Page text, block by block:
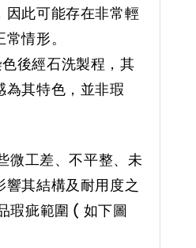
因此可能存在非常輕
情形。
後經石洗製程，其
為其特色，並非瑕
微工差、不平整、未
其結構及耐用度之
瑕疵範圍 ( 如下圖